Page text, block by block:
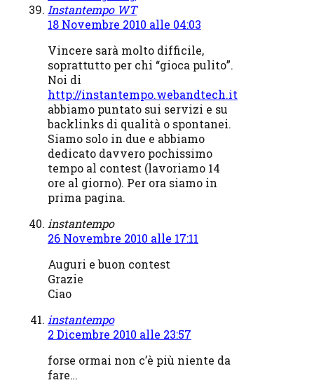
Instantempo WT
18 Novembre 2010 alle 04:03
Vincere sarà molto difficile,
soprattutto per chi “gioca pulito”.
Noi di
http://instantempo.webandtech.it
abbiamo puntato sui servizi e su
backlinks di qualità o spontanei.
Siamo solo in due e abbiamo
dedicato davvero pochissimo
tempo al contest (lavoriamo 14
ore al giorno). Per ora siamo in
prima pagina.
instantempo
26 Novembre 2010 alle 17:11
Auguri e buon contest
Grazie
Ciao
instantempo
2 Dicembre 2010 alle 23:57
forse ormai non c’è più niente da
fare…